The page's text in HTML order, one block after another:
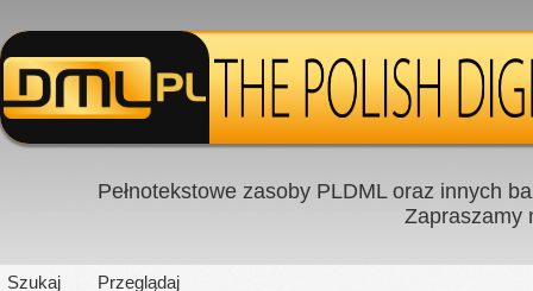
Pełnotekstowe zasoby PLDML oraz innych
Zapraszamy
Szukaj Przeglądaj